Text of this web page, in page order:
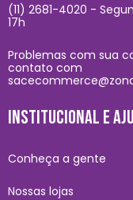
(11) 2681-4020 -
17h
Problemas com sua
contato com
INSTITUCIONAL E
Conheça a gente
Nossas lojas